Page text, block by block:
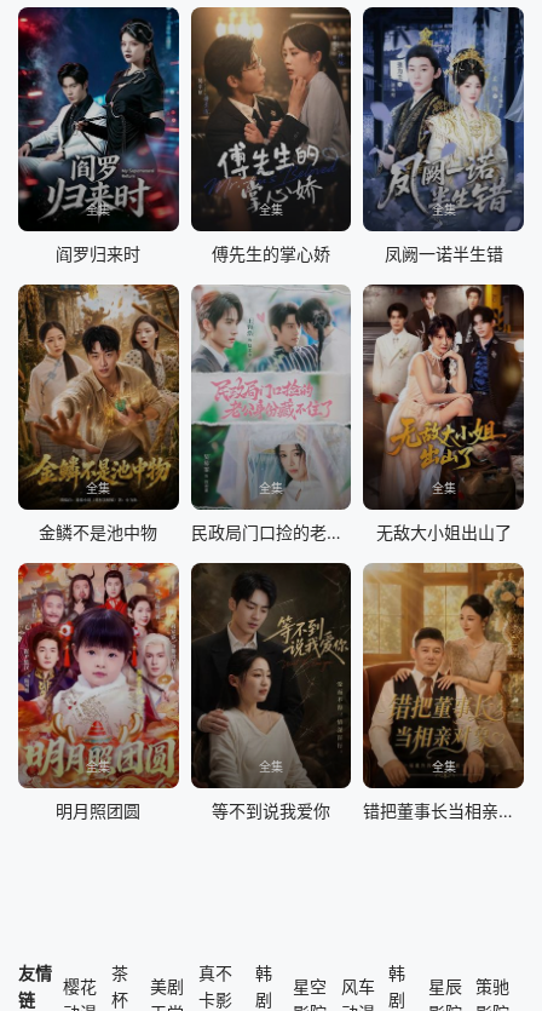
全集
阎罗归来时
全集
傅先生的掌心娇
全集
凤阙一诺半生错
全集
金鳞不是池中物
全集
民政局门口捡的老公身份藏不住了
全集
无敌大小姐出山了
全集
明月照团圆
全集
等不到说我爱你
全集
错把董事长当相亲对象
友情
链
樱花
茶
杯
美剧
真不
卡影
韩
剧
星空
风车
韩
剧
星辰
策驰